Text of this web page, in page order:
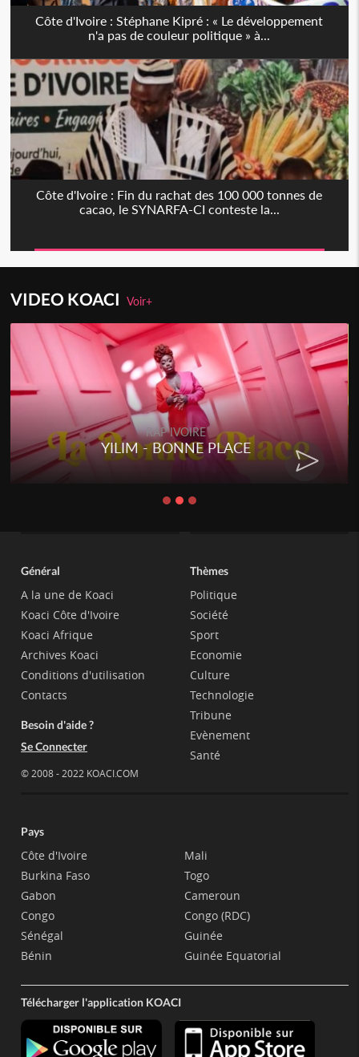
Côte d'Ivoire : Stéphane Kipré : « Le développement
n'a pas de couleur politique » à...
Côte d'Ivoire : Fin du rachat des 100 000 tonnes de
cacao, le SYNARFA-CI conteste la...
VIDEO KOACIVoir+
RAP IVOIRE
YILIM - BONNE PLACE
Général
A la une de Koaci
Koaci Côte d'Ivoire
Koaci Afrique
Archives Koaci
Conditions d'utilisation
Contacts
Besoin d'aide ?
Se Connecter
© 2008 - 2022 KOACI.COM
Thèmes
Politique
Société
Sport
Economie
Culture
Technologie
Tribune
Evènement
Santé
Pays
Côte d'Ivoire
Burkina Faso
Gabon
Congo
Sénégal
Bénin
Mali
Togo
Cameroun
Congo (RDC)
Guinée
Guinée Equatorial
Télécharger l'application KOACI